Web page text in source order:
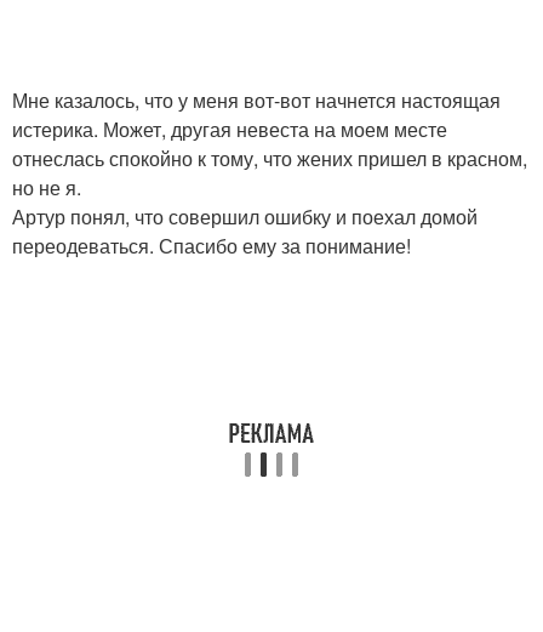
Мне казалось, что у меня вот-вот начнется настоящая
истерика. Может, другая невеста на моем месте
отнеслась спокойно к тому, что жених пришел в красном,
но не я.
Артур понял, что совершил ошибку и поехал домой
переодеваться. Спасибо ему за понимание!